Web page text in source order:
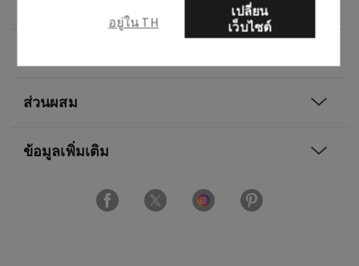
ส่วนผสม
ข้อมูลเพิ่มเติม
อยู่ใน TH
เปลี่ยน
เว็บไซต์